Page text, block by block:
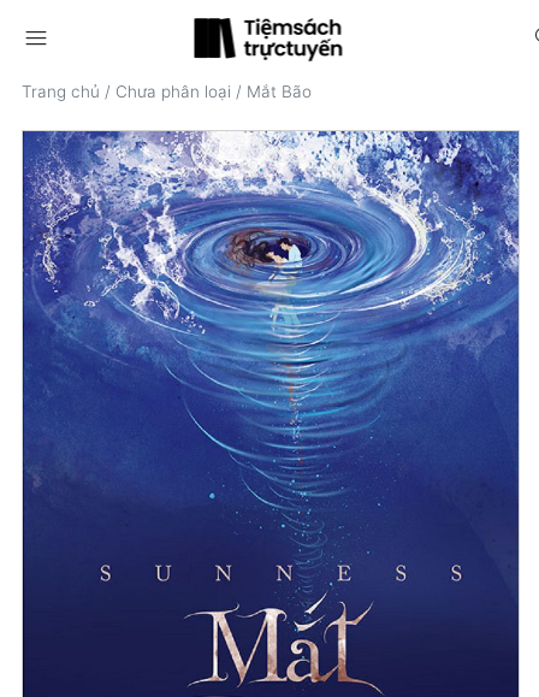
menu
Trang chủ / Chưa phân loại / Mắt Bão